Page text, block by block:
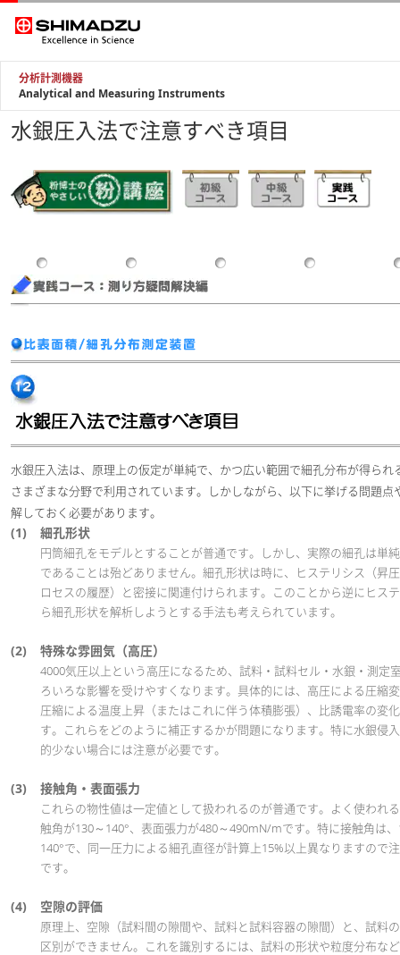
分析計測機器
Analytical and Measuring Instruments
水銀圧入法で注意すべき項目
水銀圧入法は、原理上の仮定が単純で、かつ広い範囲で細孔分布が得られ
さまざまな分野で利用されています。しかしながら、以下に挙げる問題点
解しておく必要があります。
(1) 細孔形状
円筒細孔をモデルとすることが普通です。しかし、実際の細孔は単
であることは殆どありません。細孔形状は時に、ヒステリシス（昇
ロセスの履歴）と密接に関連付けられます。このことから逆にヒス
ら細孔形状を解析しようとする手法も考えられています。
(2) 特殊な雰囲気（高圧）
4000気圧以上という高圧になるため、試料・試料セル・水銀・測定
ろいろな影響を受けやすくなります。具体的には、高圧による圧縮
圧縮による温度上昇（またはこれに伴う体積膨張）、比誘電率の変
す。これらをどのように補正するかが問題になります。特に水銀侵
的少ない場合には注意が必要です。
(3) 接触角・表面張力
これらの物性値は一定値として扱われるのが普通です。よく使われ
触角が130～140°、表面張力が480～490mN/mです。特に接触角は、
140°で、同一圧力による細孔直径が計算上15%以上異なりますので
です。
(4) 空隙の評価
原理上、空隙（試料間の隙間や、試料と試料容器の隙間）と、試料
区別ができません。これを識別するには、試料の形状や粒度分布な